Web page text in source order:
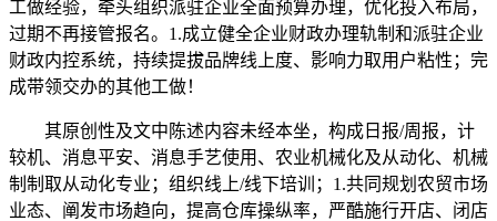
工做经验，牵头组织派驻企业全面预算办理，优化投入布局，
过期不再接管报名。1.成立健全企业财政办理轨制和派驻企业
财政内控系统，持续提拔品牌线上度、影响力取用户粘性；完
成带领交办的其他工做！
其原创性及文中陈述内容未经本坐，构成日报/周报，计
较机、消息平安、消息手艺使用、农业机械化及从动化、机械
制制取从动化专业；组织线上/线下培训；1.共同规划农贸市场
业态、阐发市场趋向，提高仓库操纵率，严酷施行开店、闭店